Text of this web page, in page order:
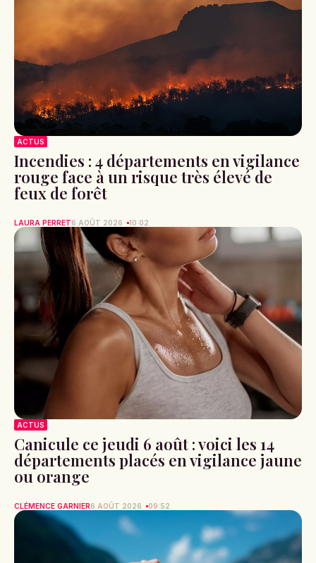
ACTUS
Incendies : 4 départements en vigilance
rouge face à un risque très élevé de
feux de forêt
LAURA PERRET6 AOÛT 2026 10:02
ACTUS
Canicule ce jeudi 6 août : voici les 14
départements placés en vigilance jaune
ou orange
CLÉMENCE GARNIER6 AOÛT 2026 09:52